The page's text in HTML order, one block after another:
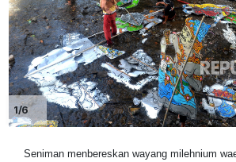
1/6
Seniman menbereskan wayang milehnium